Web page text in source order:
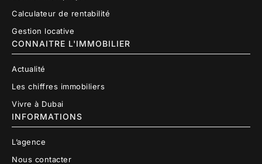
Calculateur de rentabilité
Gestion locative
CONNAITRE L'IMMOBILIER
Actualité
Les chiffres immobiliers
Vivre à Dubai
INFORMATIONS
L’agence
Nous contacter